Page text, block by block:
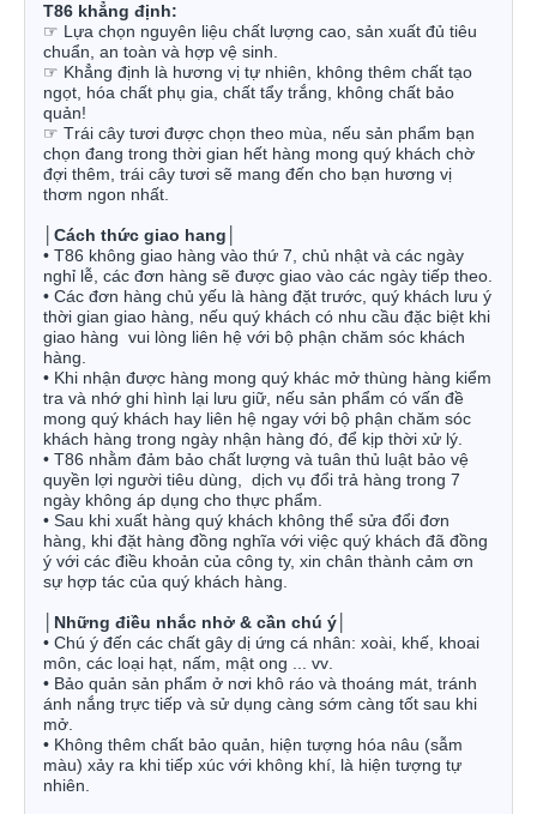
T86 khẳng định:
☞ Lựa chọn nguyên liệu chất lượng cao, sản xuất đủ tiêu
chuẩn, an toàn và hợp vệ sinh.
☞ Khẳng định là hương vị tự nhiên, không thêm chất tạo
ngọt, hóa chất phụ gia, chất tẩy trắng, không chất bảo
quản!
☞ Trái cây tươi được chọn theo mùa, nếu sản phẩm bạn
chọn đang trong thời gian hết hàng mong quý khách chờ
đợi thêm, trái cây tươi sẽ mang đến cho bạn hương vị
thơm ngon nhất.
Cách thức giao hang
• T86 không giao hàng vào thứ 7, chủ nhật và các ngày
nghỉ lễ, các đơn hàng sẽ được giao vào các ngày tiếp theo.
• Các đơn hàng chủ yếu là hàng đặt trước, quý khách lưu ý
thời gian giao hàng, nếu quý khách có nhu cầu đặc biệt khi
giao hàng vui lòng liên hệ với bộ phận chăm sóc khách
hàng.
• Khi nhận được hàng mong quý khác mở thùng hàng kiểm
tra và nhớ ghi hình lại lưu giữ, nếu sản phẩm có vấn đề
mong quý khách hay liên hệ ngay với bộ phận chăm sóc
khách hàng trong ngày nhận hàng đó, để kịp thời xử lý.
• T86 nhằm đảm bảo chất lượng và tuân thủ luật bảo vệ
quyền lợi người tiêu dùng, dịch vụ đổi trả hàng trong 7
ngày không áp dụng cho thực phẩm.
• Sau khi xuất hàng quý khách không thể sửa đổi đơn
hàng, khi đặt hàng đồng nghĩa với việc quý khách đã đồng
ý với các điều khoản của công ty, xin chân thành cảm ơn
sự hợp tác của quý khách hàng.
Những điều nhắc nhở & cần chú ý
• Chú ý đến các chất gây dị ứng cá nhân: xoài, khế, khoai
môn, các loại hạt, nấm, mật ong ... vv.
• Bảo quản sản phẩm ở nơi khô ráo và thoáng mát, tránh
ánh nắng trực tiếp và sử dụng càng sớm càng tốt sau khi
mở.
• Không thêm chất bảo quản, hiện tượng hóa nâu (sẫm
màu) xảy ra khi tiếp xúc với không khí, là hiện tượng tự
nhiên.